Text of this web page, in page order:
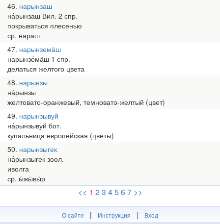
46 нарынзаш
на́рынзаш Вил. 2 спр.
покрываться плесенью
ср. нараш
47 нарынземӓш
нарынзе́мӓш 1 спр.
делаться желтого цвета
48 нарынзы
на́рынзы
желтовато-оранжевый, темновато-желтый (цвет)
49 нарынзывуй
на́рынзывуй бот.
купальница европейская (цветы)
50 нарынзыгек
на́рынзыгек зоол.
иволга
ср. ӹжӹвӹр
<< 1 23 4567 >>
О сайте | Инструкция | Вход